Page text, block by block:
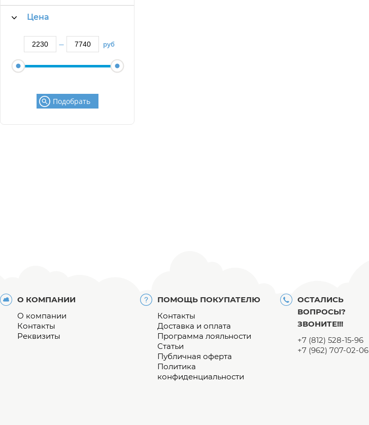
Цена
— руб
Подобрать
О КОМПАНИИ
О компании
Контакты
Реквизиты
ПОМОЩЬ ПОКУПАТЕЛЮ
Контакты
Доставка и оплата
Программа лояльности
Статьи
Публичная оферта
Политика
конфиденциальности
ОСТАЛИСЬ
ВОПРОСЫ?
ЗВОНИТЕ!!!
+7 (812) 528-15-96
+7 (962) 707-02-06